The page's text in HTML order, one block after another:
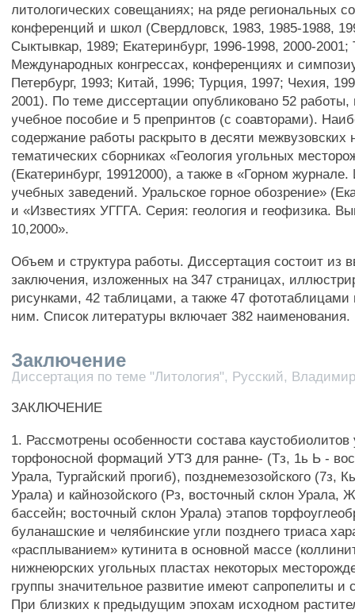
литологических совещаниях; на ряде региональных
конференций и школ (Свердловск, 1983, 1985-1988,
Сыктывкар, 1989; Екатеринбург, 1996-1998, 2000-
Международных конгрессах, конференциях и
Петербург, 1993; Китай, 1996; Турция, 1997; Чехия,
2001). По теме диссертации опубликовано 52
учебное пособие и 5 препринтов (с соавторами).
содержание работы раскрыто в десяти межвузовских
тематических сборниках «Геология угольных
(Екатеринбург, 19912000), а также в «Горном
учебных заведений. Уральское горное обозрение»
и «Известиях УГГГА. Серия: геология и геофизика.
10,2000».
Объем и структура работы. Диссертация состоит из
заключения, изложенных на 347 страницах,
рисунками, 42 таблицами, а также 47
ним. Список литературы включает 382 наименования.
Заключение
Диссертация по теме "Литология", Русский,
ЗАКЛЮЧЕНИЕ
1. Рассмотрены особенности состава каустобиолитов
торфоносной формаций УТЗ для ранне- (Тз, 1ь Ь -
Урала, Тургайский прогиб), позднемезозойского (7з,
Урала) и кайнозойского (Рз, восточный склон Урала,
бассейн; восточный склон Урала) этапов
буланашские и челябинские угли позднего триаса
«расплыванием» кутинита в основной массе
нижнеюрских угольных пластах некоторых
группы значительное развитие имеют сапропелиты и
При близких к предыдущим эпохам исходном